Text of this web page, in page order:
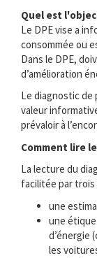
Quel est
Le DPE vise a
consommée ou
Dans le DPE,
d’amélioration
Le diagnostic
valeur
prévaloir à
Comment lire
La lecture du
facilitée par trois
une
une
d’énergie
les